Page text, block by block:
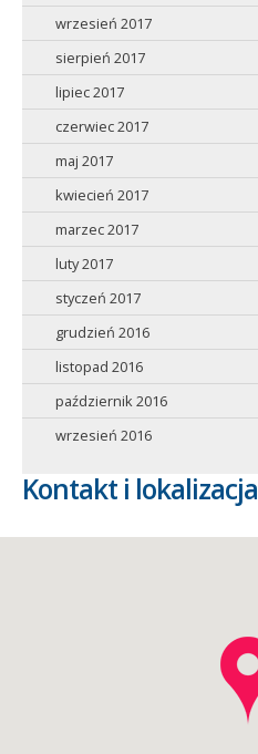
wrzesień 2017
sierpień 2017
lipiec 2017
czerwiec 2017
maj 2017
kwiecień 2017
marzec 2017
luty 2017
styczeń 2017
grudzień 2016
listopad 2016
październik 2016
wrzesień 2016
Kontakt i lokalizacja